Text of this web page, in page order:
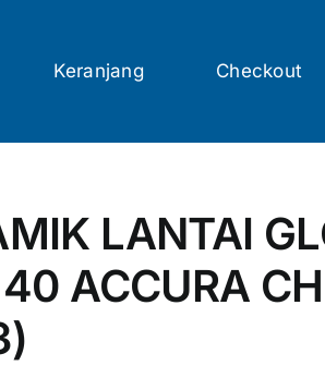
Keranjang Checkout
LANTAI
ACCURA